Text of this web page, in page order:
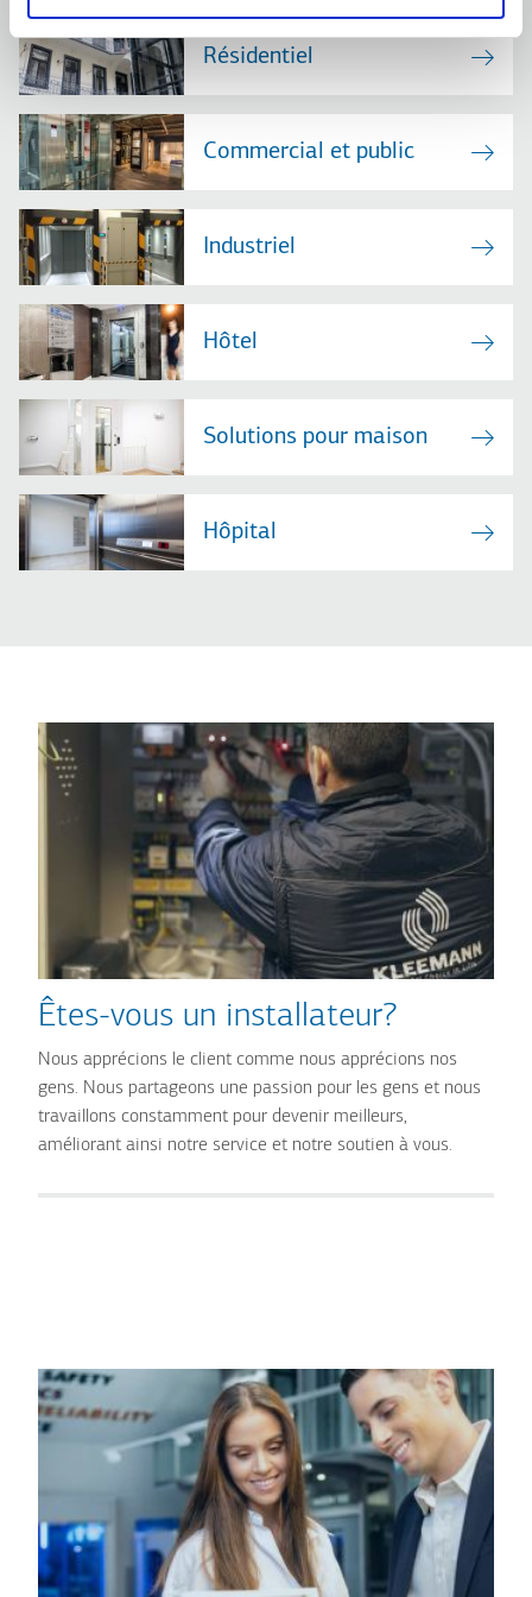
Résidentiel
Commercial et public
Industriel
Hôtel
Solutions pour maison
Hôpital
Êtes-vous un installateur?
Nous apprécions le client comme nous apprécions nos
gens. Nous partageons une passion pour les gens et nous
travaillons constamment pour devenir meilleurs,
améliorant ainsi notre service et notre soutien à vous.